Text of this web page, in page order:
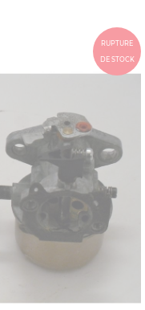
RUPTURE
DE STOCK